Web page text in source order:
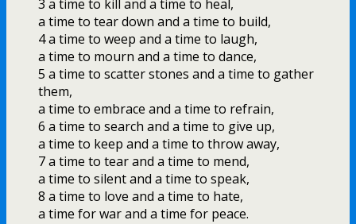
3 a time to kill and a time to heal,
a time to tear down and a time to build,
4 a time to weep and a time to laugh,
a time to mourn and a time to dance,
5 a time to scatter stones and a time to gather
them,
a time to embrace and a time to refrain,
6 a time to search and a time to give up,
a time to keep and a time to throw away,
7 a time to tear and a time to mend,
a time to silent and a time to speak,
8 a time to love and a time to hate,
a time for war and a time for peace.